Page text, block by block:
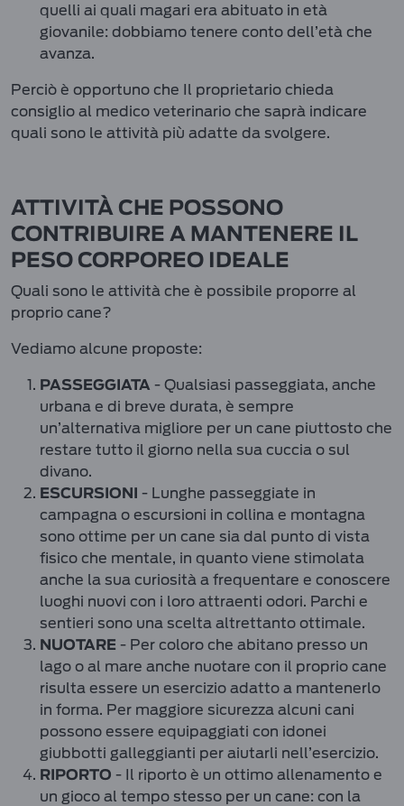
quelli ai quali magari era abituato in età
giovanile: dobbiamo tenere conto dell’età che
avanza.
Perciò è opportuno che Il proprietario chieda
consiglio al medico veterinario che saprà indicare
quali sono le attività più adatte da svolgere.
ATTIVITÀ CHE POSSONO
CONTRIBUIRE A MANTENERE IL
PESO CORPOREO IDEALE
Quali sono le attività che è possibile proporre al
proprio cane?
Vediamo alcune proposte:
PASSEGGIATA - Qualsiasi passeggiata, anche
urbana e di breve durata, è sempre
un’alternativa migliore per un cane piuttosto che
restare tutto il giorno nella sua cuccia o sul
divano.
ESCURSIONI
- Lunghe passeggiate in
campagna o escursioni in collina e montagna
sono ottime per un cane sia dal punto di vista
fisico che mentale, in quanto viene stimolata
anche la sua curiosità a frequentare e conoscere
luoghi nuovi con i loro attraenti odori. Parchi e
sentieri sono una scelta altrettanto ottimale.
NUOTARE - Per coloro che abitano presso un
lago o al mare anche nuotare con il proprio cane
risulta essere un esercizio adatto a mantenerlo
in forma. Per maggiore sicurezza alcuni cani
possono essere equipaggiati con idonei
giubbotti galleggianti per aiutarli nell’esercizio.
RIPORTO - Il riporto è un ottimo allenamento e
un gioco al tempo stesso per un cane: con la